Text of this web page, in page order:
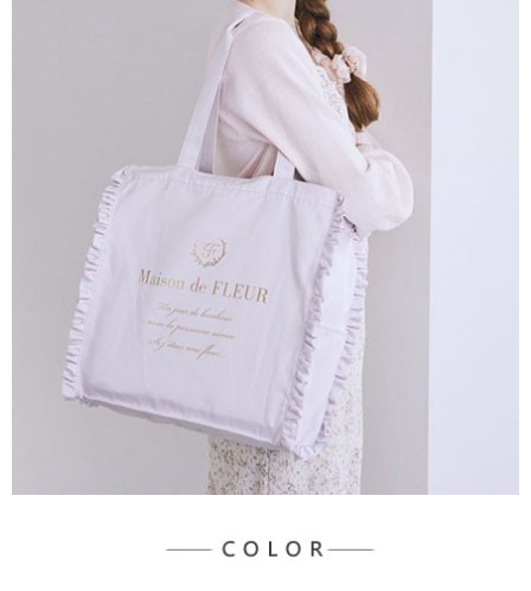
1.本服務係由「台灣大哥大股份有限公司」（以下簡稱本公司）所提供，讓
用戶於交易時，得透過本服務購買商品或服務，並由商店將買賣／分期付款
買賣價金債權讓與本公司後，依約使用本公司帳單繳交帳款。
2.基於同意付款使用「大哥付你分期」之契約關係目的，商店將以您的個人
資料（包含姓名、電話或地址）提供予台灣大哥大進項蒐集、處理及利用，
由本公司與您本人進行分期帳單所需資料之確認、核對及更正。
3.完整用戶服務條款，請詳閱以下連結：https://oppay.tw/userRule
ATM／網路銀行／等多元方式進行付款，方視為交易完成。
※ 請注意：結帳手續完成當下不需立刻繳費，但若您需要取消訂單，請聯絡
購買商品的店家。未經商家同意取消之訂單仍視為有效，需透過AFTEE先享
※ 交易是否成功請以「AFTEE先享後付 」之結帳頁面顯示為準，若有關於
是否繳費成功／繳費後需取消欲退款等相關疑問，請聯繫「AFTEE先享後付
https://netprotections.freshdesk.com/support/home
【注意事項】
１．透過由恩沛科技股份有限公司提供之「AFTEE先享後付」服務完成之交
易，需依本服務之必要範圍內提供個人資料，並將交易相關給付款項請求債
權轉讓予恩沛科技股份有限公司。
２．關於個人資料處理事宜，請瀏覽以下網址：
https://aftee.tw/terms/#terms3
３．未成年的使用者請事先徵得法定代理人或監護人之同意方可使用
「AFTEE先享後付」，若未經同意申辦者引起之損失，本公司不負相關責
４．使用「AFTEE先享後付」時，將依據個別帳號之用戶狀況，依本公司即
時審查核予不同之上限額度；若仍有額度不足之情形，本公司將視審查結果
請求用戶進行身份認證。
５．嚴禁一人註冊多個帳號或使用他人資訊註冊。若發現惡意使用之情形，
恩沛科技股份有限公司將有權停止該用戶之使用額度並採取法律行動。
每筆NT$60，滿NT$888(含以上)免運費
每筆NT$60，滿NT$888(含以上)免運費
7-11取貨付款
每筆NT$60，滿NT$888(含以上)免運費
7-11純取貨
每筆NT$60，滿NT$888(含以上)免運費
每筆NT$90，滿NT$888(含以上)免運費